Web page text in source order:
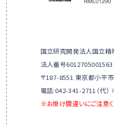
国立研究開発法人国立精
法人番号6012705001563
〒187-8551 東京都小平
電話:042-341-2711（代
※お掛け間違いにご注意く